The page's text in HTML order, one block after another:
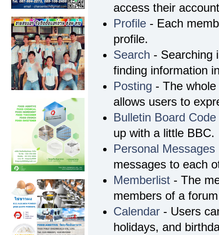
access their
Profile - Each
profile.
Search - Searching
finding information
Posting - The
allows users to
Bulletin Board
up with a little BBC.
Personal Messages
messages to each
Memberlist - The
members of a
Calendar - Users
holidays, and